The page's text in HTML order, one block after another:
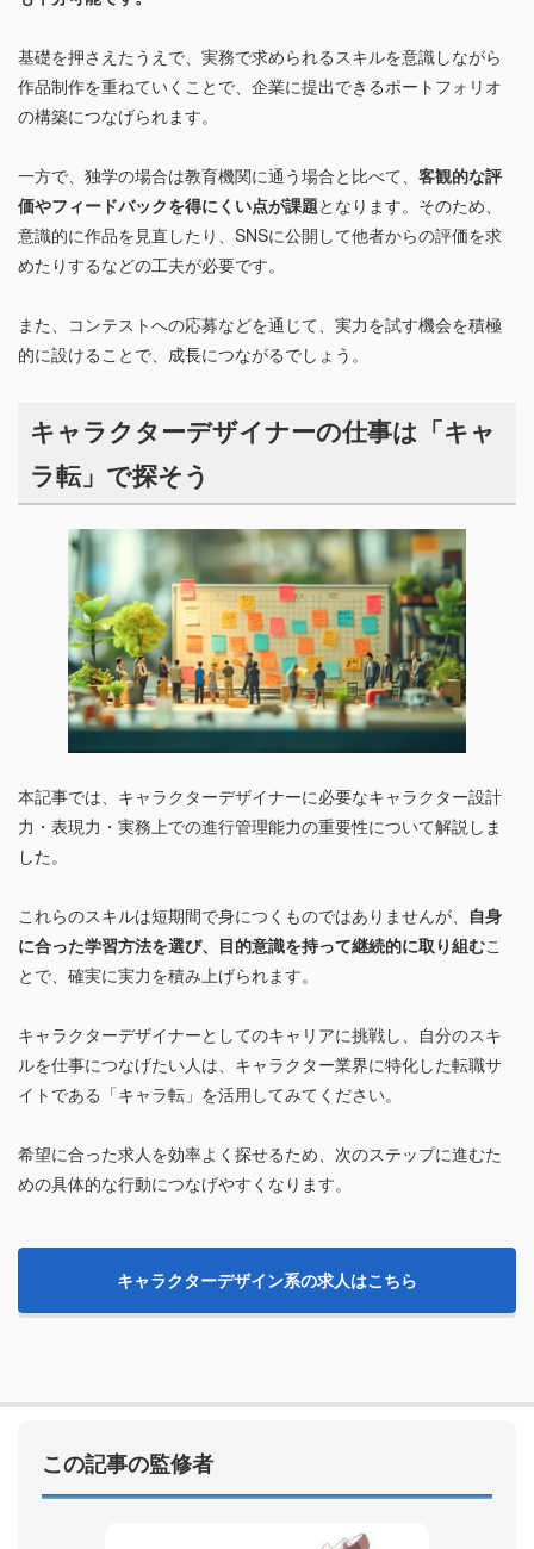
基礎を押さえたうえで、実務で求められるスキルを意識しながら
作品制作を重ねていくことで、企業に提出できるポートフォリオ
の構築につなげられます。
一方で、独学の場合は教育機関に通う場合と比べて、 客観的な評
価やフィードバックを得にくい点が課題となります。そのため、
意識的に作品を見直したり、SNSに公開して他者からの評価を求
めたりするなどの工夫が必要です。
また、コンテストへの応募などを通じて、実力を試す機会を積極
的に設けることで、成長につながるでしょう。
キャラクターデザイナーの仕事は「キャ
ラ転」で探そう
本記事では、キャラクターデザイナーに必要なキャラクター設計
力・表現力・実務上での進行管理能力の重要性について解説しま
した。
これらのスキルは短期間で身につくものではありませんが、 自身
に合った学習方法を選び、目的意識を持って継続的に取り組むこ
とで、確実に実力を積み上げられます。
キャラクターデザイナーとしてのキャリアに挑戦し、自分のスキ
ルを仕事につなげたい人は、キャラクター業界に特化した転職サ
イトである「キャラ転」を活用してみてください。
希望に合った求人を効率よく探せるため、次のステップに進むた
めの具体的な行動につなげやすくなります。
キャラクターデザイン系の求人はこちら
この記事の監修者